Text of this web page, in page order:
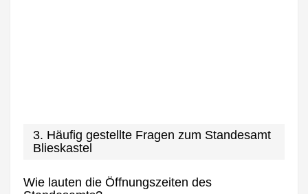
3. Häufig gestellte Fragen zum Standesamt
Blieskastel
Wie lauten die Öffnungszeiten des